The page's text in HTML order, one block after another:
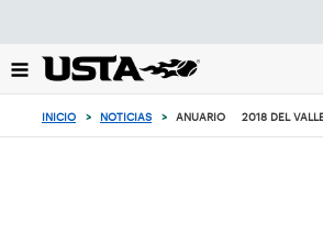
el
botón
INICIO > NOTICIAS > ANUARIO 2018 DEL